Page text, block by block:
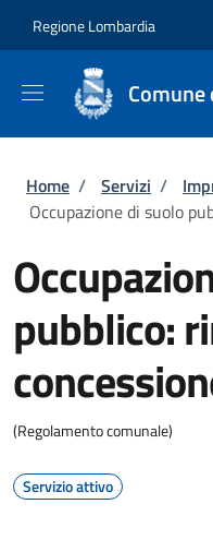
Regione Lombardia
Comune
Briciole di
Home / Servizi /
Occupazione di suolo
pubblico:
(Regolamento comunale)
Servizio attivo